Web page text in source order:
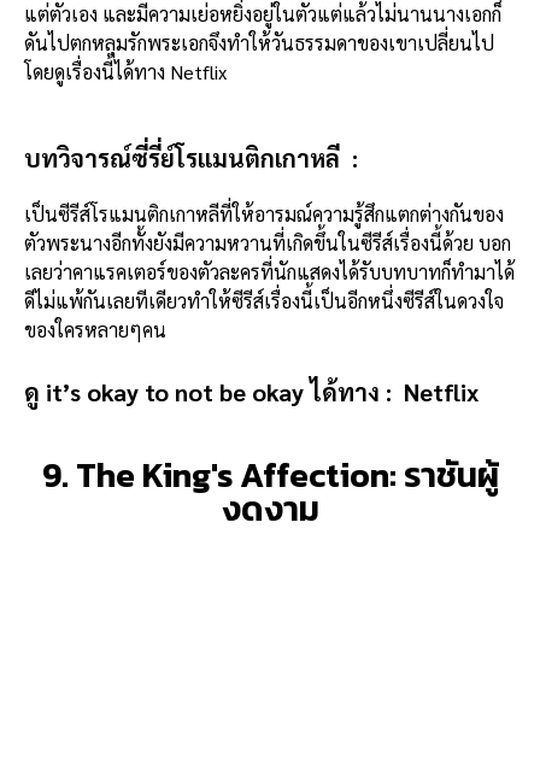
แต่ตัวเอง และมีความเย่อหยิ่งอยู่ในตัวแต่แล้วไม่นานนางเอกก็
ดันไปตกหลุมรักพระเอกจึงทำให้วันธรรมดาของเขาเปลี่ยนไป
โดยดูเรื่องนี้ได้ทาง Netflix
บทวิจารณ์ซี่รี่ย์โรแมนติกเกาหลี :
เป็นซีรีส์โรแมนติกเกาหลีที่ให้อารมณ์ความรู้สึกแตกต่างกันของ
ตัวพระนางอีกทั้งยังมีความหวานที่เกิดขึ้นในซีรีส์เรื่องนี้ด้วย บอก
เลยว่าคาแรคเตอร์ของตัวละครที่นักแสดงได้รับบทบาทก็ทำมาได้
ดีไม่แพ้กันเลยทีเดียวทำให้ซีรีส์เรื่องนี้เป็นอีกหนึ่งซีรีส์ในดวงใจ
ของใครหลายๆคน
ดู it’s okay to not be okay ได้ทาง : Netflix
9. The King's Affection: ราชันผู้
งดงาม